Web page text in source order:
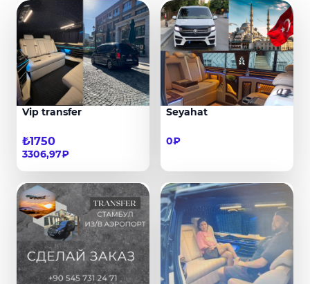
Vip transfer
₺1750
3306,97₽
Seyahat
0₽